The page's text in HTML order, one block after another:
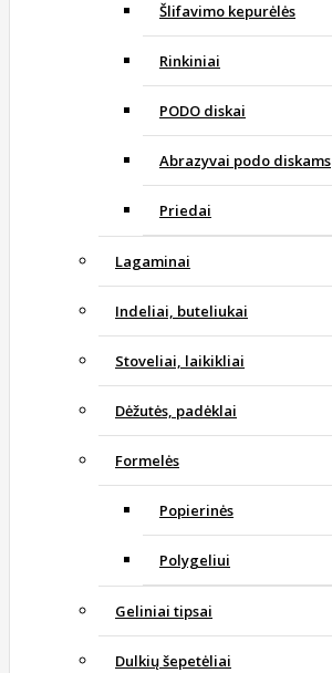
Šlifavimo kepurėlės
Rinkiniai
PODO diskai
Abrazyvai podo diskams
Priedai
Lagaminai
Indeliai, buteliukai
Stoveliai, laikikliai
Dėžutės, padėklai
Formelės
Popierinės
Polygeliui
Geliniai tipsai
Dulkių šepetėliai